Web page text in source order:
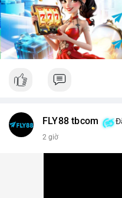
lời ngắn hạn sẽ gia tăng.
Lời khuyên: Nhà đầu tư nhỏ
nhận tiếp theo của TxID này.
sàn trong vòng 24 giờ, hãy
cố cho xu hướng tăng trung
FLY88 tbcom
2 giờ